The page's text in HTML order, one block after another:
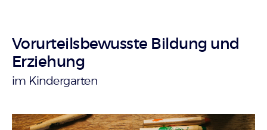
Vorurteilsbewusste Bildung und
Erziehung
:
im Kindergarten